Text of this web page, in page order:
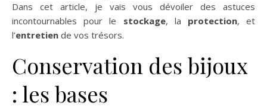
Dans cet article, je vais vous dévoiler des astuces
incontournables pour le stockage, la protection, et
l’entretien de vos trésors.
Conservation des bijoux
: les bases